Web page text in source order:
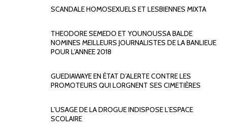
SCANDALE HOMOSEXUELS ET LESBIENNES MIXTA
THEODORE SEMEDO ET YOUNOUSSA BALDE
NOMINES MEILLEURS JOURNALISTES DE LA BANLIEUE
POUR L’ANNEE 2018
GUEDIAWAYE EN ÉTAT D’ALERTE CONTRE LES
PROMOTEURS QUI LORGNENT SES CIMETIÈRES
L’USAGE DE LA DROGUE INDISPOSE L’ESPACE
SCOLAIRE